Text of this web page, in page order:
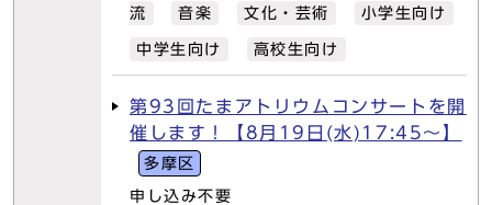
流 音楽 文化・芸術 小学生向け
中学生向け 高校生向け
第93回たまアトリウムコンサートを開
催します！【8月19日(水)17:45～】
多摩区
申し込み不要